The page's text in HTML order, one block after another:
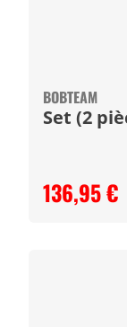
BOBTEAM
136,95 €